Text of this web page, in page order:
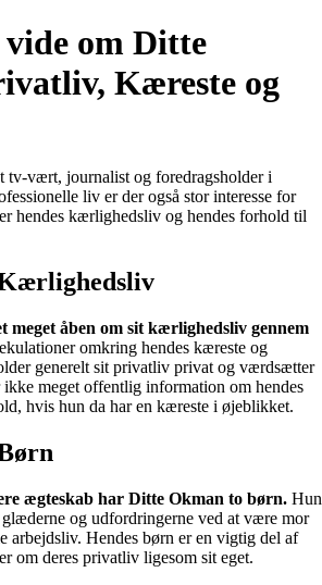
om Ditte
Kæreste og
tv-vært, journalist og foredragsholder i
liv er der også stor interesse for
hendes kærlighedsliv og hendes forhold til
åben om sit kærlighedsliv gennem
omkring hendes kæreste og
generelt sit privatliv privat og værdsætter
meget offentlig information om hendes
hvis hun da har en kæreste i øjeblikket.
ægteskab har Ditte Okman to børn. Hun
og udfordringerne ved at være mor
arbejdsliv. Hendes børn er en vigtig del af
om deres privatliv ligesom sit eget.